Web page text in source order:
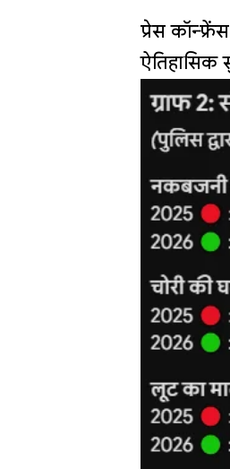
प्रेस
ऐतिहासिक